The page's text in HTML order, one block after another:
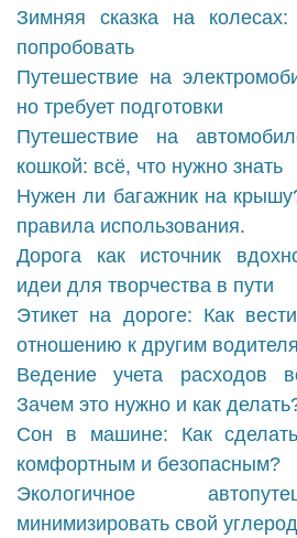
Зимняя сказка на
попробовать
Путешествие на
но требует подготовки
Путешествие на
кошкой: всё, что нужно знать
Нужен ли багажник на
правила использования.
Дорога как источник
идеи для творчества в пути
Этикет на дороге: Как
отношению к другим
Ведение учета расходов
Зачем это нужно и как
Сон в машине: Как
комфортным и безопасным?
Экологичное
минимизировать свой